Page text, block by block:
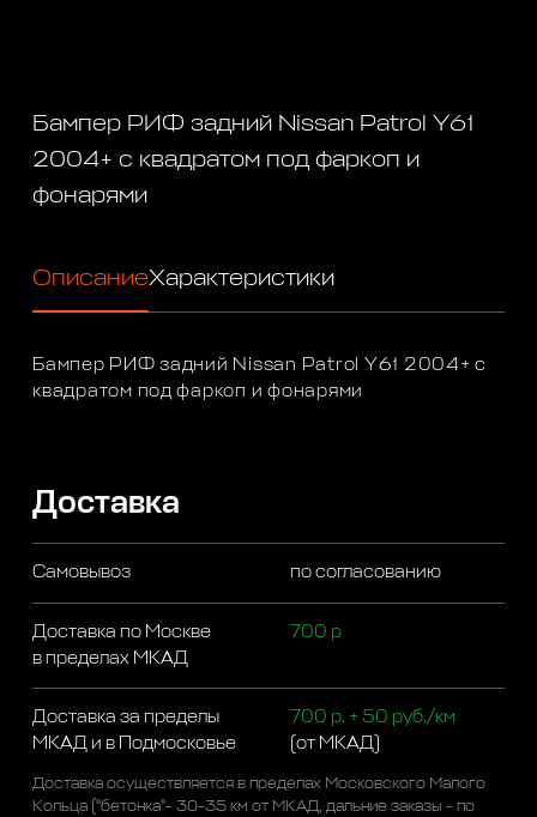
Бампер РИФ задний Nissan Patrol Y61
2004+ с квадратом под фаркоп и
фонарями
ОписаниеХарактеристики
Бампер РИФ задний Nissan Patrol Y61 2004+ с
квадратом под фаркоп и фонарями
Доставка
Самовывоз по согласованию
Доставка по Москве
в пределах МКАД
700 р
Доставка за пределы
МКАД и в Подмосковье
700 р. + 50 руб./км
(от МКАД)
Доставка осуществляется в пределах Московского Малого
Кольца ("бетонка"- 30-35 км от МКАД, дальние заказы - по